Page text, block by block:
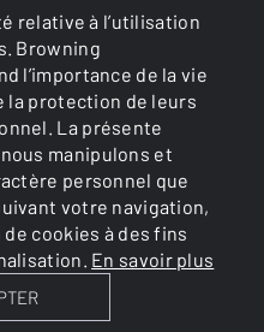
relative à l’utilisation
Browning
l’importance de la vie
la protection de leurs
La présente
manipulons et
personnel que
votre navigation,
cookies à des fins
En savoir plus
S.A. © 2025 - Member of FN
Group
confidentialité